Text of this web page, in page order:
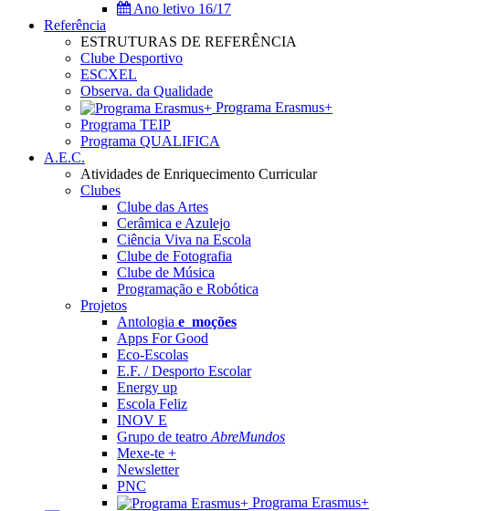
Ano letivo 16/17
Referência
ESTRUTURAS DE REFERÊNCIA
Clube Desportivo
ESCXEL
Observa. da Qualidade
Programa Erasmus+
Programa TEIP
Programa QUALIFICA
A.E.C.
Atividades de Enriquecimento Curricular
Clubes
Clube das Artes
Cerâmica e Azulejo
Ciência Viva na Escola
Clube de Fotografia
Clube de Música
Programação e Robótica
Projetos
Antologia e_moções
Apps For Good
Eco-Escolas
E.F. / Desporto Escolar
Energy up
Escola Feliz
INOV E
Grupo de teatro AbreMundos
Mexe-te +
Newsletter
PNC
Programa Erasmus+